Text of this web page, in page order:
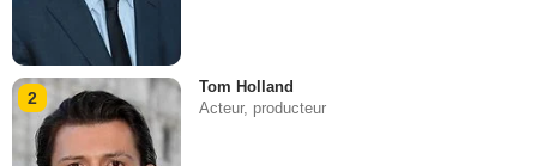
2
Tom Holland
Acteur, producteur